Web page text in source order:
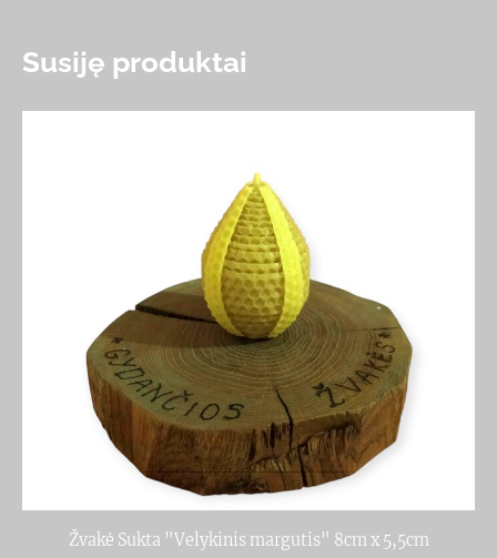
Susiję produktai
Žvakė Sukta "Velykinis margutis" 8cm x 5,5cm